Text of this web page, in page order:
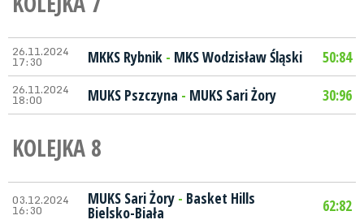
26.11.2024
17:30 MKKS Rybnik - MKS Wodzisław Śląski 50:84
26.11.2024
18:00 MUKS Pszczyna - MUKS Sari Żory 30:96
KOLEJKA 8
03.12.2024
16:30
MUKS Sari Żory - Basket Hills
Bielsko-Biała 62:82